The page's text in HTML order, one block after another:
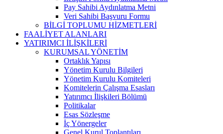
Pay Sahibi Aydınlatma Metni
Veri Sahibi Başvuru Formu
BİLGİ TOPLUMU HİZMETLERİ
FAALİYET ALANLARI
YATIRIMCI İLİŞKİLERİ
KURUMSAL YÖNETİM
Ortaklık Yapısı
Yönetim Kurulu Bilgileri
Yönetim Kurulu Komiteleri
Komitelerin Çalışma Esasları
Yatırımcı İlişkileri Bölümü
Politikalar
Esas Sözleşme
İç Yönergeler
Genel Kurul Toplantıları